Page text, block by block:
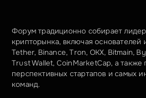
Форум традиционно собирает
крипторынка, включая основателей
Tether, Binance, Tron, OKX, Bitmain,
Trust Wallet, CoinMarketCap, а также
перспективных стартапов и самых
команд.